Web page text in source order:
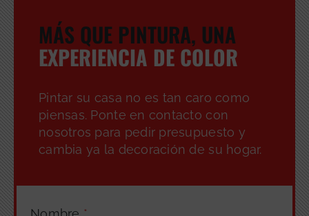
MÁS QUE PINTURA, UNA
EXPERIENCIA DE COLOR
Pintar su casa no es tan caro como
piensas. Ponte en contacto con
nosotros para pedir presupuesto y
cambia ya la decoración de su hogar.